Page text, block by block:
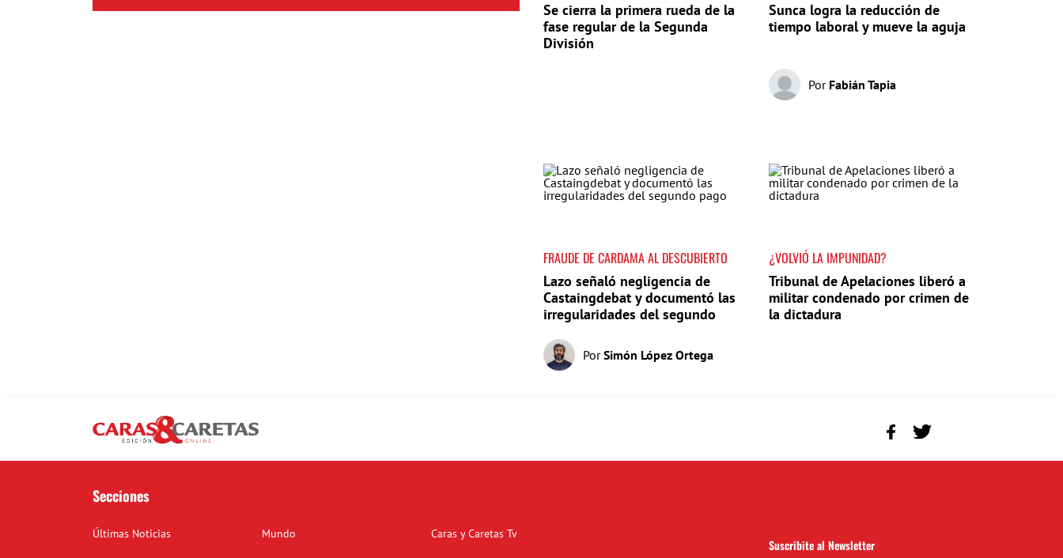
Se cierra la primera rueda de la
fase regular de la Segunda
División
Sunca logra la reducción de
tiempo laboral y mueve la aguja
Por Fabián Tapia
FRAUDE DE CARDAMA AL DESCUBIERTO
Lazo señaló negligencia de
Castaingdebat y documentó las
irregularidades del segundo
PorSimón López Ortega
¿VOLVIÓ LA IMPUNIDAD?
Tribunal de Apelaciones liberó a
militar condenado por crimen de
la dictadura
Secciones
Últimas Noticias
Mundo
Caras y Caretas Tv
Suscribite al Newsletter